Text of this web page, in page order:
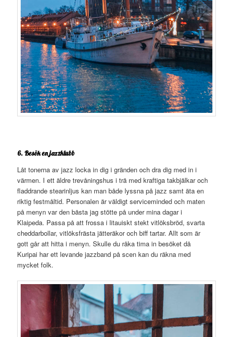
6. Besök en jazzklubb
Låt tonerna av jazz locka in dig i gränden och dra dig med in i
värmen. I ett äldre trevåningshus i trä med kraftiga takbjälkar och
fladdrande stearinljus kan man både lyssna på jazz samt äta en
riktig festmåltid. Personalen är väldigt serviceminded och maten
på menyn var den bästa jag stötte på under mina dagar i
Klaipeda. Passa på att frossa i litauiskt stekt vitlöksbröd, svarta
cheddarbollar, vitlöksfrästa jätteräkor och biff tartar. Allt som är
gott går att hitta i menyn. Skulle du råka tima in besöket då
Kuripai har ett levande jazzband på scen kan du räkna med
mycket folk.